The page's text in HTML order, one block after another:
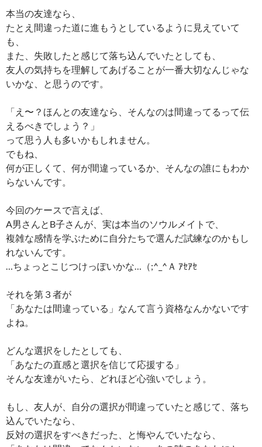
本当の友達なら、
たとえ間違った道に進もうとしているように見えていて
も、
また、失敗したと感じて落ち込んでいたとしても、
友人の気持ちを理解してあげることが一番大切なんじゃな
いかな、と思うのです。
「え〜？ほんとの友達なら、そんなのは間違ってるって伝
えるべきでしょう？」
って思う人も多いかもしれません。
でもね、
何が正しくて、何が間違っているか、そんなの誰にもわか
らないんです。
今回のケースで言えば、
A男さんとB子さんが、実は本当のソウルメイトで、
複雑な感情を学ぶために自分たちで選んだ試練なのかもし
れないんです。
…ちょっとこじつけっぽいかな…（;^_^Ａ ｱｾｱｾ
それを第３者が
「あなたは間違っている」なんて言う資格なんかないです
よね。
どんな選択をしたとしても、
「あなたの直感と選択を信じて応援する」
そんな友達がいたら、どれほど心強いでしょう。
もし、友人が、自分の選択が間違っていたと感じて、落ち
込んでいたなら、
反対の選択をすべきだった、と悔やんでいたなら、